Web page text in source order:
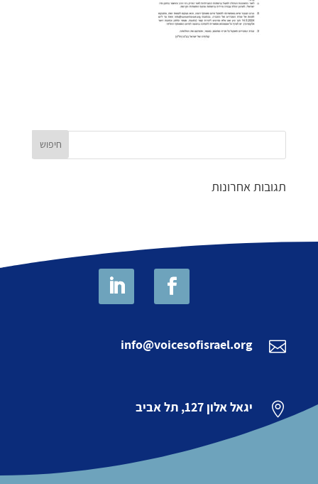
תגובות אחרונות

info@voicesofisrael.org
 יגאל אלון 127, תל אביב